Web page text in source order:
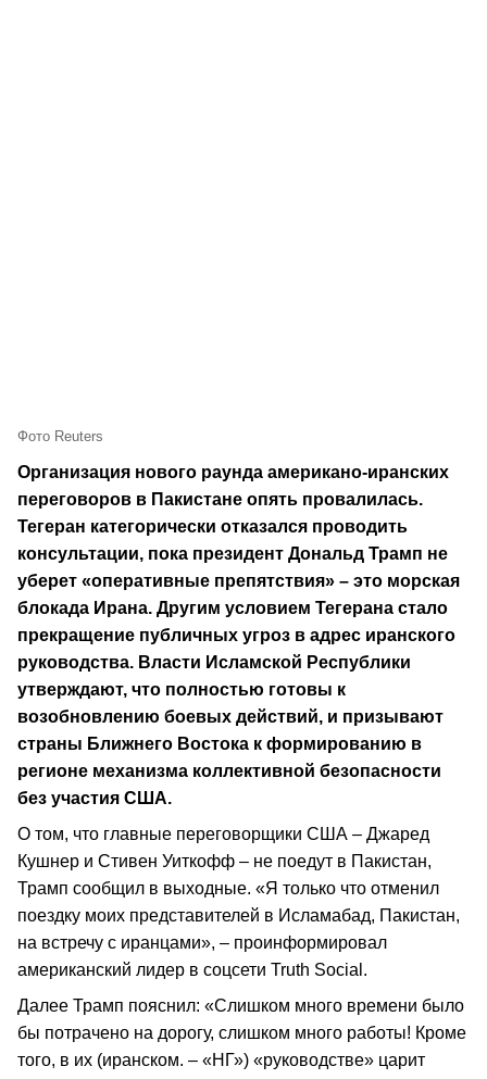
Фото Reuters
Организация нового раунда американо-иранских
переговоров в Пакистане опять провалилась.
Тегеран категорически отказался проводить
консультации, пока президент Дональд Трамп не
уберет «оперативные препятствия» – это морская
блокада Ирана. Другим условием Тегерана стало
прекращение публичных угроз в адрес иранского
руководства. Власти Исламской Республики
утверждают, что полностью готовы к
возобновлению боевых действий, и призывают
страны Ближнего Востока к формированию в
регионе механизма коллективной безопасности
без участия США.
О том, что главные переговорщики США – Джаред
Кушнер и Стивен Уиткофф – не поедут в Пакистан,
Трамп сообщил в выходные. «Я только что отменил
поездку моих представителей в Исламабад, Пакистан,
на встречу с иранцами», – проинформировал
американский лидер в соцсети Truth Social.
Далее Трамп пояснил: «Слишком много времени было
бы потрачено на дорогу, слишком много работы! Кроме
того, в их (иранском. – «НГ») «руководстве» царит